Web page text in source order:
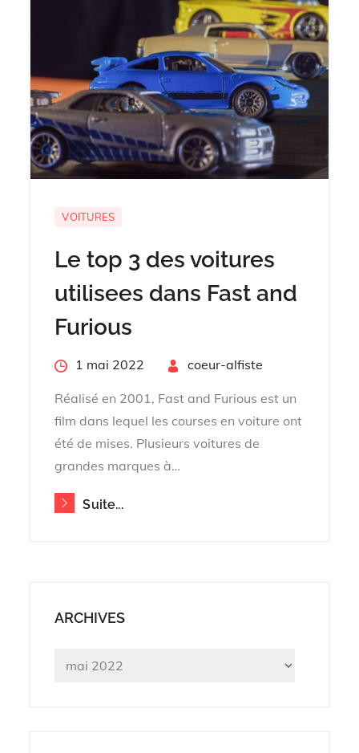
VOITURES
Le top 3 des voitures
utilisees dans Fast and
Furious
Posted1 mai 2022 coeur-alfiste
Réalisé en 2001, Fast and Furious est un
film dans lequel les courses en voiture ont
été de mises. Plusieurs voitures de
grandes marques à…
Suite...
ARCHIVES
Archives